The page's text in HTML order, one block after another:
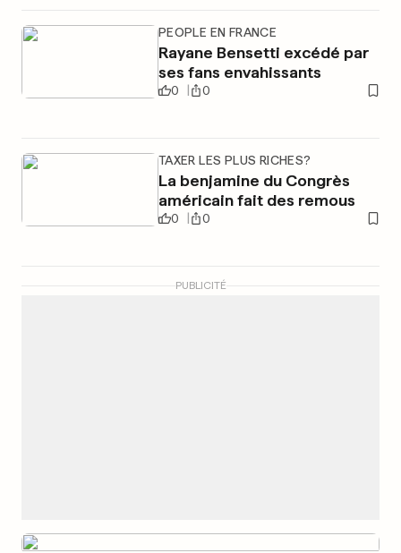
PEOPLE EN FRANCE
Rayane Bensetti excédé par
ses fans envahissants
0 0
TAXER LES PLUS RICHES?
La benjamine du Congrès
américain fait des remous
0 0
PUBLICITÉ